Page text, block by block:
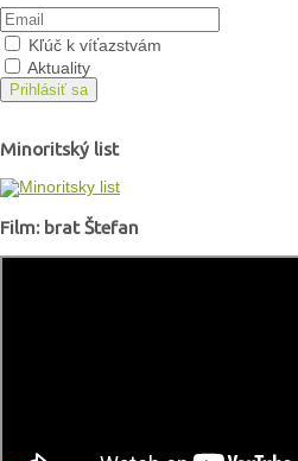
Kľúč k víťazstvám
Aktuality
Prihlásiť sa
Minoritský list
Film: brat Štefan